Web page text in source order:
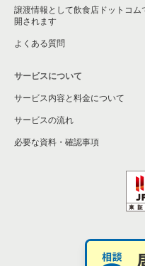
和泉市の飲食店の居抜き売
池田市の飲食店の居抜き売
大阪市大正区の飲食店の居
大阪市平野区の飲食店の居
大阪市住吉区の飲食店の居
柏原市の飲食店の居抜き売
譲渡情報として飲食店ドットコム
開されます
よくある質問
サービスについて
サービス内容と料金について
サービスの流れ
必要な資料・確認事項
個人情報の取